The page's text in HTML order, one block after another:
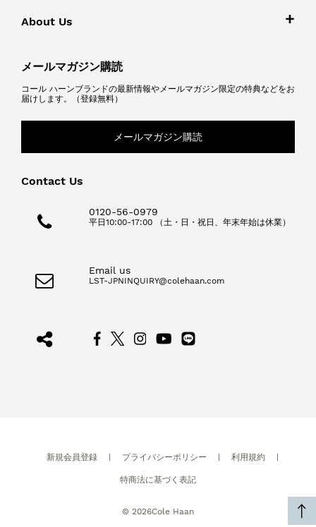
About Us
メールマガジン購読
コール ハーンブランドの最新情報やメールマガジン限定の特典などをお
届けします。（登録無料）
メールマガジン購読
Contact Us
0120-56-0979
平日10:00-17:00 （土・日・祝日、年末年始は休業）
Email us
LST-JPNINQUIRY@colehaan.com
新規会員登録 | プライバシーポリシー | 利用規約 |
特商法に基づく表記
© 2026Cole Haan